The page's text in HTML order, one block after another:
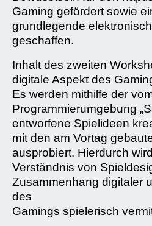
Gaming gefördert sowie
grundlegende
geschaffen.
Inhalt des zweiten
digitale Aspekt des
Es werden mithilfe der
Programmierumgebung
entworfene Spielideen
mit den am Vortag
ausprobiert. Hierdurch
Verständnis von
Zusammenhang digitaler
des
Gamings spielerisch